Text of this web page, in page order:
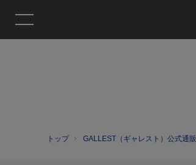
トップ GALLEST（ギャレスト）公式通販